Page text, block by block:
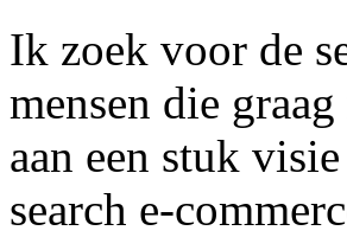
Ik zoek voor de
mensen die
aan een stuk
search e-